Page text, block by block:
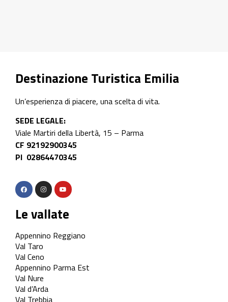
Destinazione Turistica Emilia
Un’esperienza di piacere, una scelta di vita.
SEDE LEGALE:
Viale Martiri della Libertà, 15 – Parma
CF 92192900345
PI 02864470345
Le vallate
Appennino Reggiano
Val Taro
Val Ceno
Appennino Parma Est
Val Nure
Val d’Arda